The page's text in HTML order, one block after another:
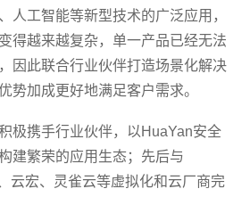
人工智能等新型技术的广泛应用，
得越来越复杂，单一产品已经无法
因此联合行业伙伴打造场景化解决
势加成更好地满足客户需求。
极携手行业伙伴，以HuaYan安全
建繁荣的应用生态；先后与
云宏、灵雀云等虚拟化和云厂商完